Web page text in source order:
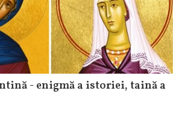
- enigmă a istoriei, taină a